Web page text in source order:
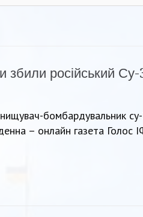
збили російський Су-
бомбардувальник
– онлайн газета Голос